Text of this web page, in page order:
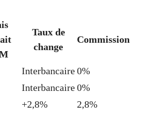
Taux de
change
Commission
Interbancaire0%
Interbancaire0%
+2,8%
2,8%